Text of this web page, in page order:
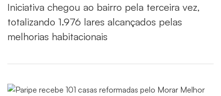
Iniciativa chegou ao bairro pela terceira vez,
totalizando 1.976 lares alcançados pelas
melhorias habitacionais